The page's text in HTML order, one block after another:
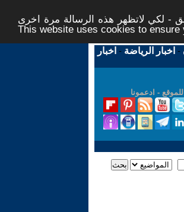
- لكي لاتظهر هذه الرسالة مرة اخرى -
This website uses cookies to
- اخبار الرياضة - اخبار
للموقع - ادعمونا